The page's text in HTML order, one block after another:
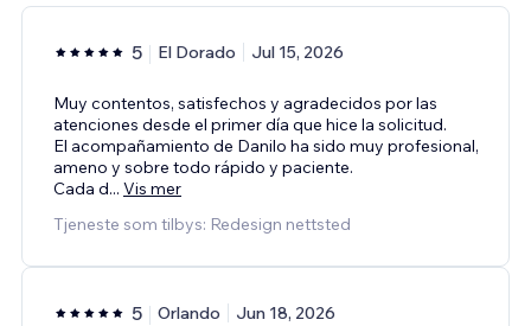
5 El Dorado Jul 15, 2026
Muy contentos, satisfechos y agradecidos por las
atenciones desde el primer día que hice la solicitud.
El acompañamiento de Danilo ha sido muy profesional,
ameno y sobre todo rápido y paciente.
Cada d... Vis mer
Tjeneste som tilbys: Redesign nettsted
5 Orlando Jun 18, 2026